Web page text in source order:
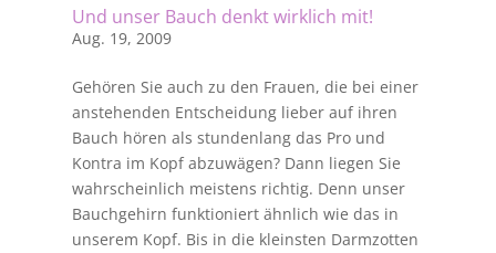
Und unser Bauch denkt wirklich mit!
Aug. 19, 2009
Gehören Sie auch zu den Frauen, die bei einer
anstehenden Entscheidung lieber auf ihren
Bauch hören als stundenlang das Pro und
Kontra im Kopf abzuwägen? Dann liegen Sie
wahrscheinlich meistens richtig. Denn unser
Bauchgehirn funktioniert ähnlich wie das in
unserem Kopf. Bis in die kleinsten Darmzotten